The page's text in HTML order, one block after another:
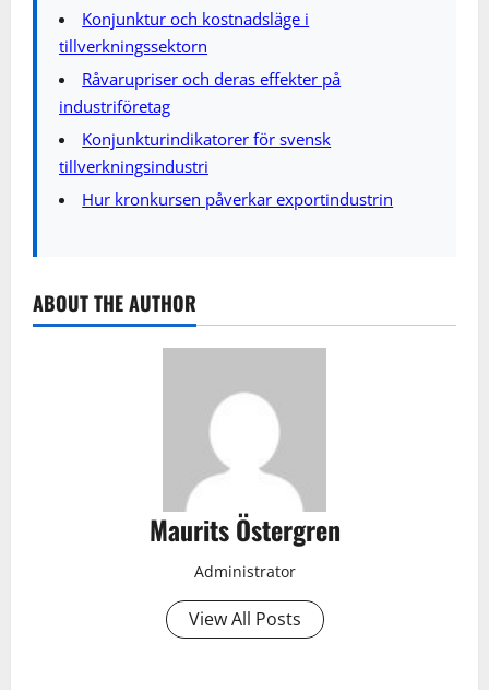
Konjunktur och kostnadsläge i
tillverkningssektorn
Råvarupriser och deras effekter på
industriföretag
Konjunkturindikatorer för svensk
tillverkningsindustri
Hur kronkursen påverkar exportindustrin
ABOUT THE AUTHOR
Maurits Östergren
Administrator
View All Posts